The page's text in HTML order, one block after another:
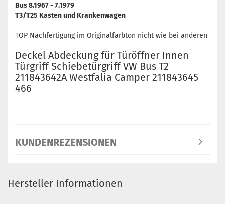
Bus 8.1967 - 7.1979
T3/T25 Kasten und Krankenwagen
TOP Nachfertigung im Originalfarbton nicht wie bei anderen
Deckel Abdeckung für Türöffner Innen
Türgriff Schiebetürgriff VW Bus T2
211843642A Westfalia Camper 211843645
466
KUNDENREZENSIONEN
Hersteller Informationen